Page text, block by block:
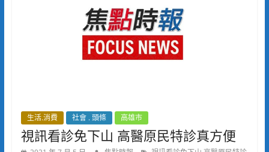
生活.消費 社會 . 頭條 高雄市
視訊看診免下山 高醫原民特診真方便